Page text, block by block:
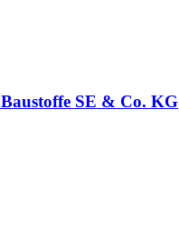
SE & Co. KG